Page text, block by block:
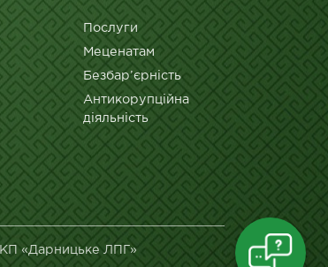
Послуги
Меценатам
Безбар’єрність
Антикорупційна
діяльність
КП «Дарницьке ЛПГ»